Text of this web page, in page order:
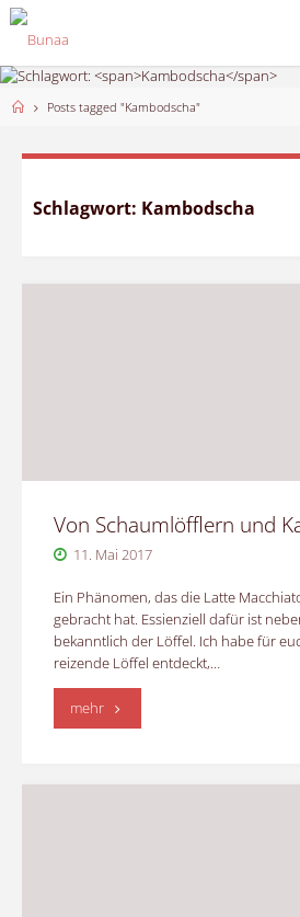
Skip
to
HomePosts tagged "Kambodscha"
Schlagwort: Kambodscha
Von Schaumlöfflern und
11. Mai 2017
Ein Phänomen, das die Latte
gebracht hat. Essienziell dafür ist
bekanntlich der Löffel. Ich habe für
reizende Löffel entdeckt,…
mehr"Von
und